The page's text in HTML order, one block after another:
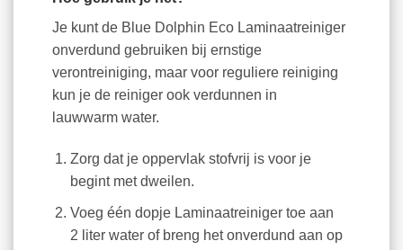
Je kunt de Blue Dolphin Eco Laminaatreiniger
onverdund gebruiken bij ernstige
verontreiniging, maar voor reguliere reiniging
kun je de reiniger ook verdunnen in
lauwwarm water.
Zorg dat je oppervlak stofvrij is voor je
begint met dweilen.
Voeg één dopje Laminaatreiniger toe aan
2 liter water of breng het onverdund aan op